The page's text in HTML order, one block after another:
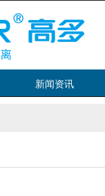
新闻资讯